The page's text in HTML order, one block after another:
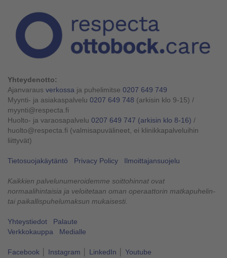
Yhteydenotto:
Ajanvaraus verkossa ja puhelimitse 0207 649 749
Myynti- ja asiakaspalvelu 0207 649 748 (arkisin klo 9-15) /
myynti@respecta.fi
Huolto- ja varaosapalvelu 0207 649 747 (arkisin klo 8-16) /
huolto@respecta.fi (valmisapuvälineet, ei klinikkapalveluihin
liittyvät)
Tietosuojakäytäntö Privacy Policy Ilmoittajansuojelu
Kaikkien palvelunumeroidemme soittohinnat ovat
normaalihintaisia ja veloitetaan oman operaattorin matkapuhelin-
tai paikallispuhelumaksun mukaisesti.
Yhteystiedot
Palaute
Verkkokauppa
Medialle
Facebook Instagram LinkedIn Youtube